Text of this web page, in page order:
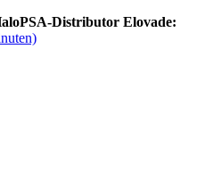
Distributor Elovade: